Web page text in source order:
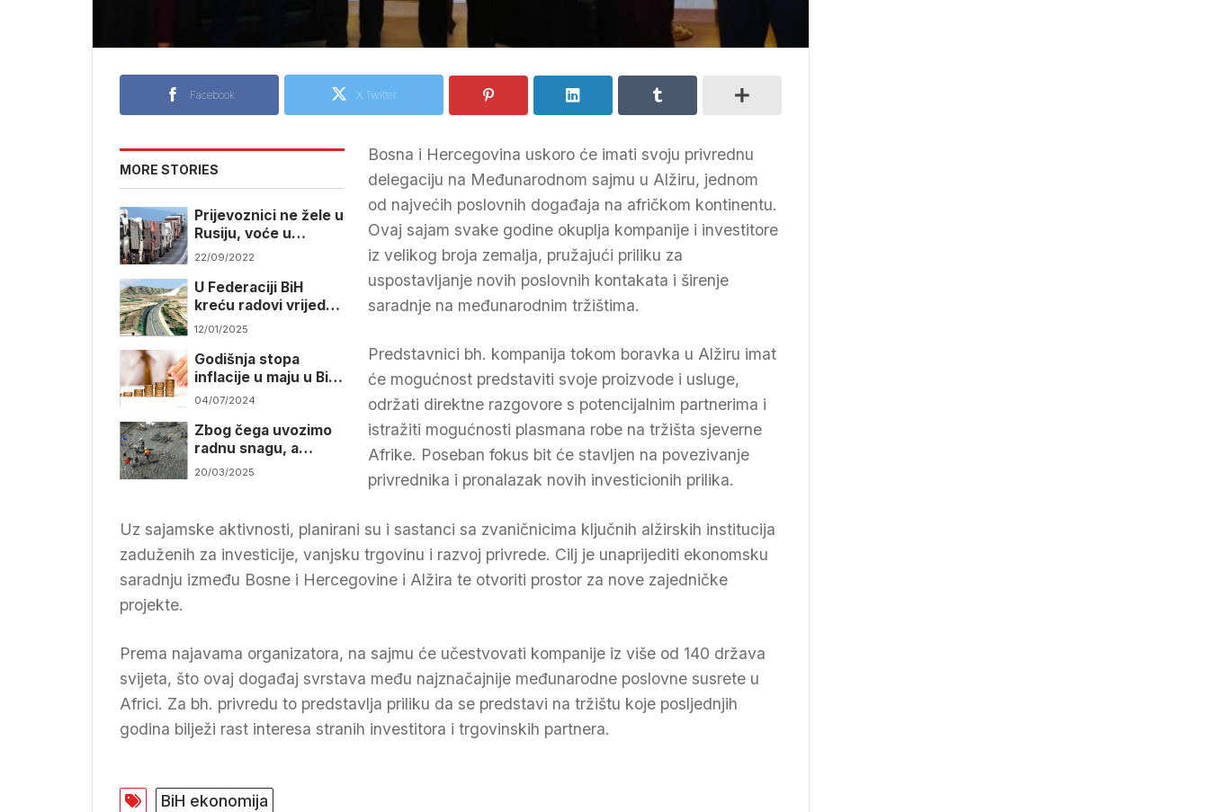
Facebook X Twitter
MORE STORIES
Prijevoznici ne žele u
Rusiju, voće u
hladnjačama,
22/09/2022
U Federaciji BiH
kreću radovi vrijedni
milijarde maraka
12/01/2025
Godišnja stopa
inflacije u maju u BiH
dva posto
04/07/2024
Zbog čega uvozimo
radnu snagu, a
imamo dosta
20/03/2025
Bosna i Hercegovina uskoro će imati svoju privrednu
delegaciju na Međunarodnom sajmu u Alžiru, jednom
od najvećih poslovnih događaja na afričkom kontinentu.
Ovaj sajam svake godine okuplja kompanije i investitore
iz velikog broja zemalja, pružajući priliku za
uspostavljanje novih poslovnih kontakata i širenje
saradnje na međunarodnim tržištima.
Predstavnici bh. kompanija tokom boravka u Alžiru imat
će mogućnost predstaviti svoje proizvode i usluge,
održati direktne razgovore s potencijalnim partnerima i
istražiti mogućnosti plasmana robe na tržišta sjeverne
Afrike. Poseban fokus bit će stavljen na povezivanje
privrednika i pronalazak novih investicionih prilika.
Uz sajamske aktivnosti, planirani su i sastanci sa zvaničnicima ključnih alžirskih institucija
zaduženih za investicije, vanjsku trgovinu i razvoj privrede. Cilj je unaprijediti ekonomsku
saradnju između Bosne i Hercegovine i Alžira te otvoriti prostor za nove zajedničke
projekte.
Prema najavama organizatora, na sajmu će učestvovati kompanije iz više od 140 država
svijeta, što ovaj događaj svrstava među najznačajnije međunarodne poslovne susrete u
Africi. Za bh. privredu to predstavlja priliku da se predstavi na tržištu koje posljednjih
godina bilježi rast interesa stranih investitora i trgovinskih partnera.
BiH ekonomija